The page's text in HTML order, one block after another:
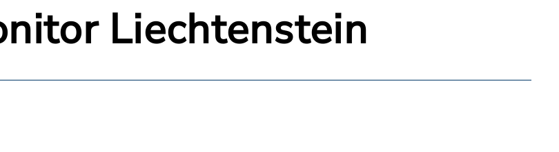
Liechtenstein